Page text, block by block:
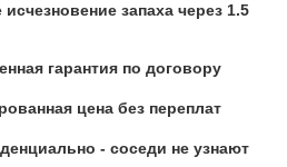
запаха через 1.5
гарантия по договору
цена без переплат
- соседи не узнают